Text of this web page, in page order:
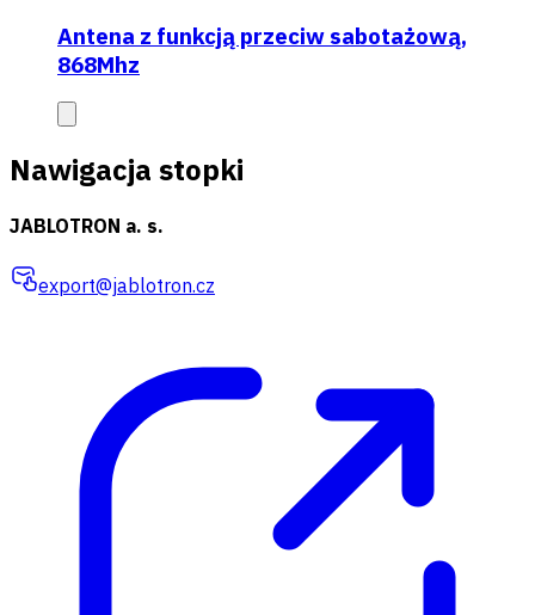
Antena z funkcją przeciw sabotażową,
868Mhz
Nawigacja stopki
JABLOTRON a. s.
export@jablotron.cz